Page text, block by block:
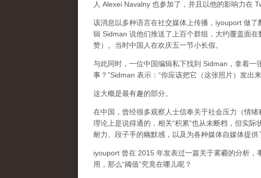
人 Alexei Navalny 也参加了，并且以他的影响力在
该消息以多种语言在社交媒体上传播，iyouport 做
辑 Sidman 说他们推送了上百个群组，大约覆盖面
赞）。当时中国人在欢庆五一节小长假。
与此同时，一位中国编辑私下找到 Sidman，拿着一
事？”Sidman 表示：“你应该把它（这张照片）发出
这大概是最有趣的部分。
在中国，曾经很多观察人士信奉关于社会压力（情
理论上是说得通的，相关“积累”也从未断档，但实
耐力、段子手的幽默感，以及为各种媒体自媒体提
iyouport 曾在 2015 年发表过一篇关于雾霾的分析，
用，那么“阈值”究竟在哪儿呢？